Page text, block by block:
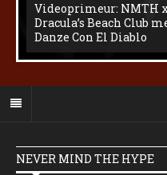
Videoprimeur: NMTH
Dracula’s Beach Club
Danze Con El Diablo
NEVER MIND THE HYPE